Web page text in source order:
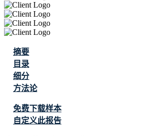
摘要
目录
细分
方法论
免费下载样本
自定义此报告